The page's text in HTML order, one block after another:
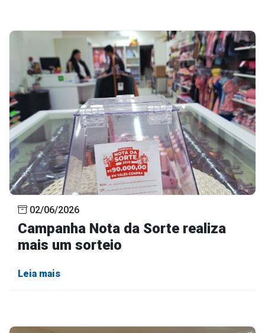
02/06/2026
Campanha Nota da Sorte realiza
mais um sorteio
Leia mais